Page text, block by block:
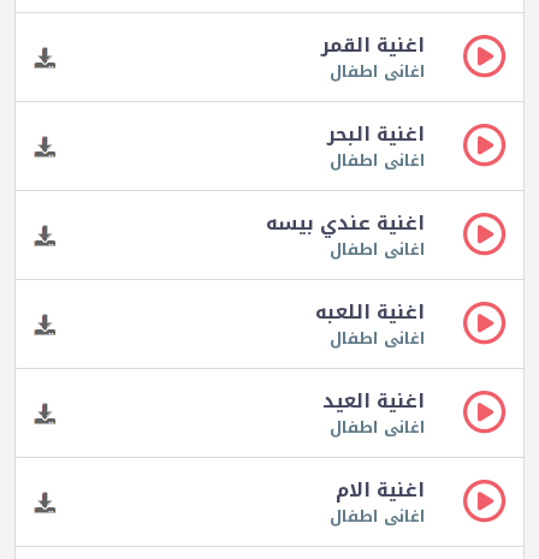
اغنية القمر
اغانى اطفال
اغنية البحر
اغانى اطفال
اغنية عندي بيسه
اغانى اطفال
اغنية اللعبه
اغانى اطفال
اغنية العيد
اغانى اطفال
اغنية الام
اغانى اطفال